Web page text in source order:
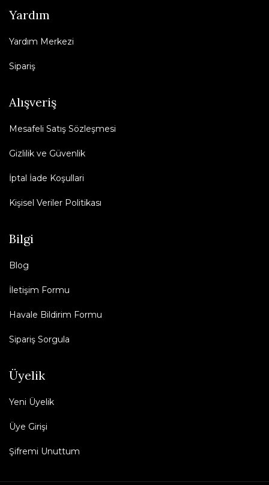
Yardım
Yardım Merkezi
Sipariş
Alışveriş
Mesafeli Satış Sözleşmesi
Gizlilik ve Güvenlik
İptal İade Koşullari
Kişisel Veriler Politikası
Bilgi
Blog
İletişim Formu
Havale Bildirim Formu
Sipariş Sorgula
Üyelik
Yeni Üyelik
Üye Girişi
Şifremi Unuttum